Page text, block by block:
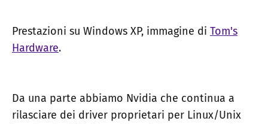
Prestazioni su Windows XP, immagine di Tom's
Hardware.
Da una parte abbiamo Nvidia che continua a
rilasciare dei driver proprietari per Linux/Unix